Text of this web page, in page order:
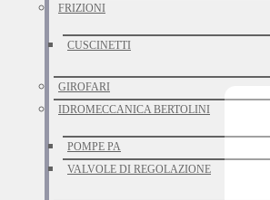
FRIZIONI
CUSCINETTI
GIROFARI
IDROMECCANICA BERTOLINI
POMPE PA
VALVOLE DI REGOLAZIONE